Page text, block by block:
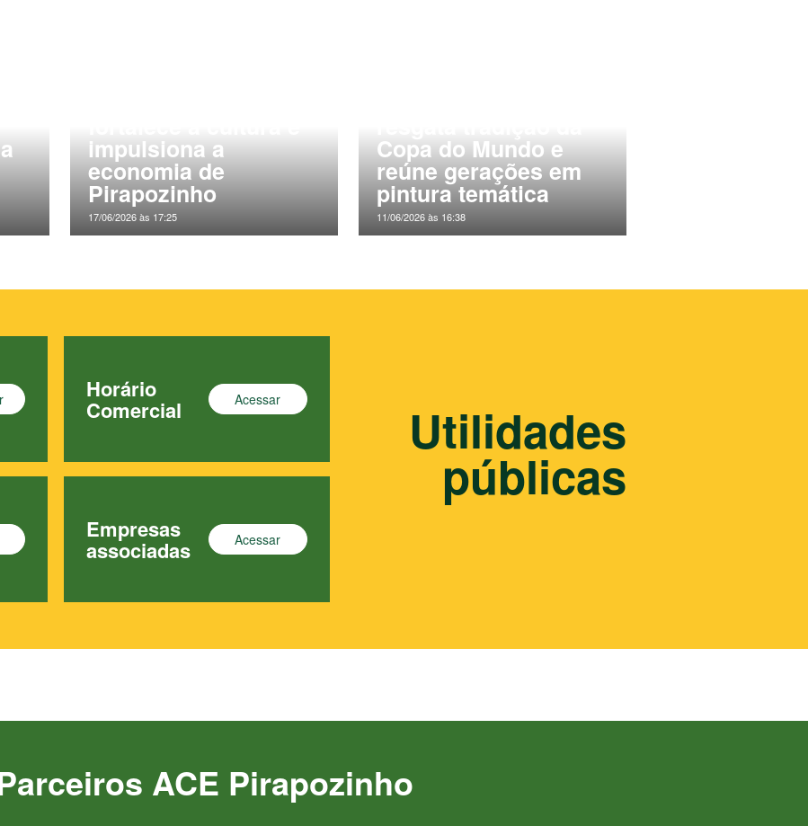
impulsiona a
economia de
Pirapozinho
17/06/2026 às 17:25
Copa do Mundo e
reúne gerações em
pintura temática
11/06/2026 às 16:38
Horário
Comercial Acessar
Empresas
associadas Acessar
Utilidades
públicas
ACE Pirapozinho